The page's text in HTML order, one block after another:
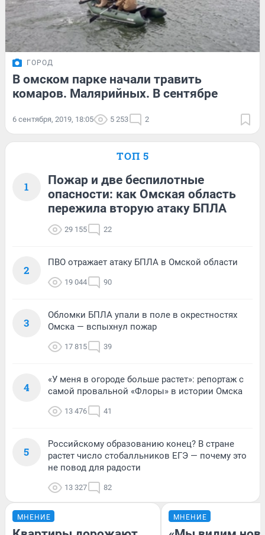
ГОРОД
В омском парке начали травить
комаров. Малярийных. В сентябре
6 сентября, 2019, 18:05 5 253 2
ТОП 5
1
Пожар и две беспилотные
опасности: как Омская область
пережила вторую атаку БПЛА
29 155 22
2
ПВО отражает атаку БПЛА в Омской области
19 044 90
3
Обломки БПЛА упали в поле в окрестностях
Омска — вспыхнул пожар
17 815 39
4
«У меня в огороде больше растет»: репортаж с
самой провальной «Флоры» в истории Омска
13 476 41
5
Российскому образованию конец? В стране
растет число стобалльников ЕГЭ — почему это
не повод для радости
13 327 82
МНЕНИЕ МНЕНИЕ